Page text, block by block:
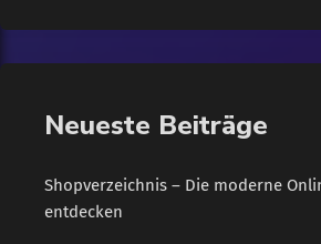
"Hoteliers, Gastronomen und viele […]
Neueste Beiträge
Shopverzeichnis – Die moderne
entdecken